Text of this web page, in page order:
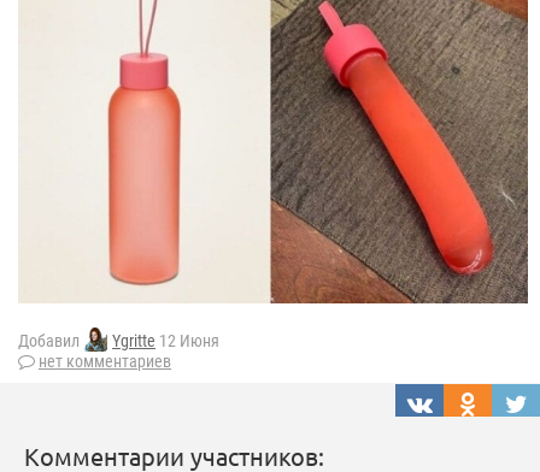
Добавил Ygritte 12 Июня
нет комментариев
Комментарии участников: